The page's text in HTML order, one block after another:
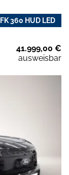
360 HUD LED
41.999,00 €
ausweisbar